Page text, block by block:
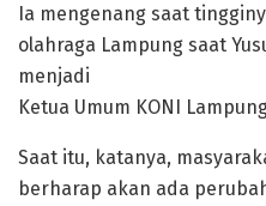
Ia mengenang saat
olahraga Lampung saat
menjadi
Ketua Umum KONI
Saat itu, katanya,
berharap akan ada